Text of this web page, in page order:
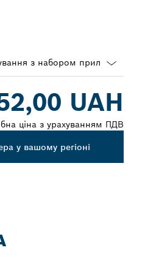
UAH
ціна з урахуванням ПДВ
у вашому регіоні